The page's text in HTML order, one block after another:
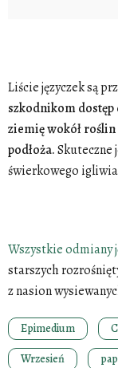
Liście języczek są
szkodnikom
ziemięwokół roślin
podłoża.Skuteczne
świerkowego igliwia,
Wszystkie odmiany
starszych
z nasion
Epimedium
Wrzesień